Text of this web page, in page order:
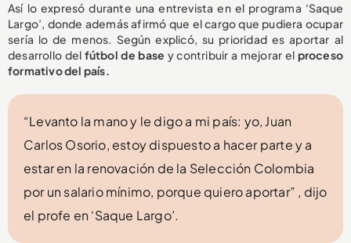
Así lo expresó durante una entrevista en el programa ‘Saque
Largo’, donde además afirmó que el cargo que pudiera ocupar
sería lo de menos. Según explicó, su prioridad es aportar al
desarrollo del fútbol de base y contribuir a mejorar el proceso
formativo del país.
“Levanto la mano y le digo a mi país: yo, Juan
Carlos Osorio, estoy dispuesto a hacer parte y a
estar en la renovación de la Selección Colombia
por un salario mínimo, porque quiero aportar” , dijo
el profe en ‘Saque Largo’.